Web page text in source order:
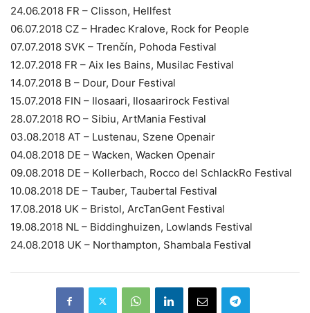
24.06.2018 FR – Clisson, Hellfest
06.07.2018 CZ – Hradec Kralove, Rock for People
07.07.2018 SVK – Trenčín, Pohoda Festival
12.07.2018 FR – Aix les Bains, Musilac Festival
14.07.2018 B – Dour, Dour Festival
15.07.2018 FIN – Ilosaari, Ilosaarirock Festival
28.07.2018 RO – Sibiu, ArtMania Festival
03.08.2018 AT – Lustenau, Szene Openair
04.08.2018 DE – Wacken, Wacken Openair
09.08.2018 DE – Kollerbach, Rocco del SchlackRo Festival
10.08.2018 DE – Tauber, Taubertal Festival
17.08.2018 UK – Bristol, ArcTanGent Festival
19.08.2018 NL – Biddinghuizen, Lowlands Festival
24.08.2018 UK – Northampton, Shambala Festival